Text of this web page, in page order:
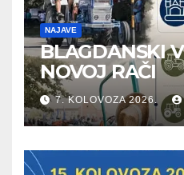
NAJAVE
BLAGDANSKI
NOVOJ RAČI
7. KOLOVOZA 2026.